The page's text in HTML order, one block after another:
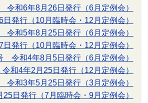
和6年8月26日発行（6月定例会）
発行（10月臨時会・12月定例会）
和5年8月25日発行（6月定例会）
発行（10月臨時会・12月定例会）
令和4年8月5日発行（6月定例会）
和4年2月25日発行（12月定例会）
和3年5月25日発行（3月定例会）
日発行（7月臨時会・9月定例会）